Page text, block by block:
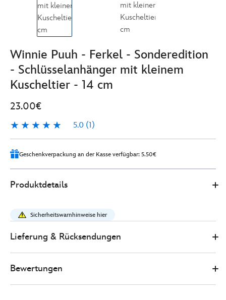
Winnie Puuh - Ferkel - Sonderedition
- Schlüsselanhänger mit kleinem
Kuscheltier - 14 cm
23.00€
5.0 (1)
5.0
1
Geschenkverpackung an der Kasse verfügbar: 5.50€
Store
23.00
sonderedition-
Produktdetails
Sicherheitswarnhinweise hier
Lieferung & Rücksendungen
Bewertungen